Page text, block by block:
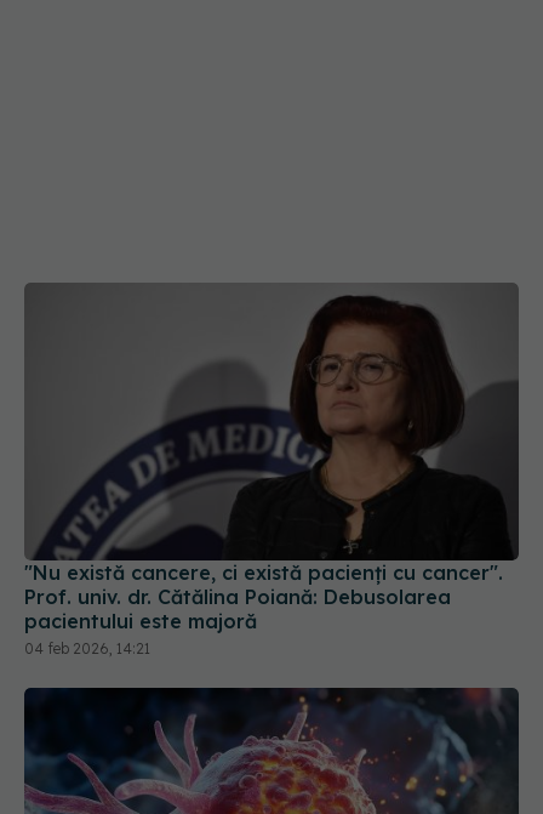
"Nu există cancere, ci există pacienți cu cancer".
Prof. univ. dr. Cătălina Poiană: Debusolarea
pacientului este majoră
04 feb 2026, 14:21